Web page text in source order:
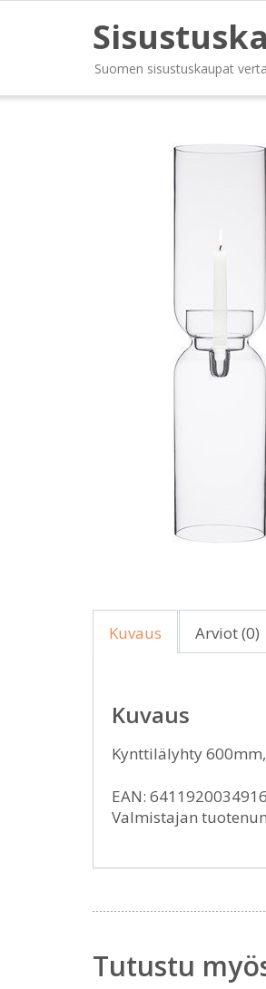
Suomen sisustuskaupat
Kuvaus Arviot (0)
Kuvaus
Kynttilälyhty
EAN: 6411920034916
Valmistajan
Tutustu